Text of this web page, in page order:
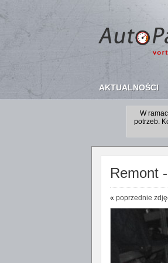
AKTUALNOŚCI
W
potrzeb.
Remont
« poprzednie